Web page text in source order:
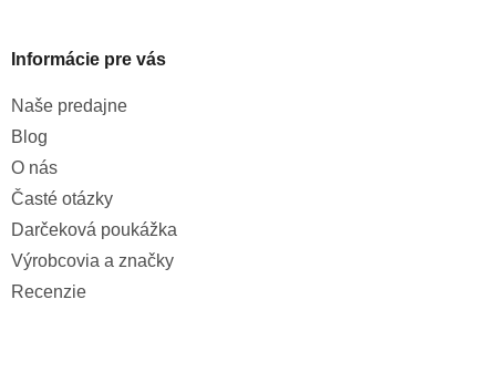
Informácie pre vás
Naše predajne
Blog
O nás
Časté otázky
Darčeková poukážka
Výrobcovia a značky
Recenzie